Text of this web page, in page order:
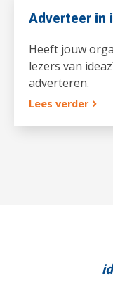
Adverteer in
Heeft jouw
lezers van
adverteren.
Lees verder